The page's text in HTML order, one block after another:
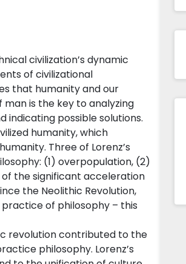
civilization’s dynamic
of civilizational
that humanity and our
is the key to analyzing
indicating possible solutions.
humanity, which
Three of Lorenz’s
(1) overpopulation, (2)
of the significant acceleration
the Neolithic Revolution,
of philosophy – this
revolution contributed to the
philosophy. Lorenz’s